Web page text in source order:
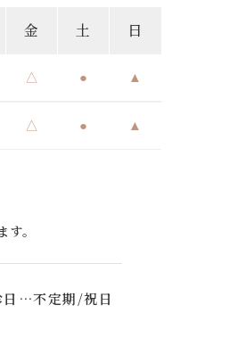
金 土 日
△ ● ▲
△ ● ▲
。
日…不定期/祝日